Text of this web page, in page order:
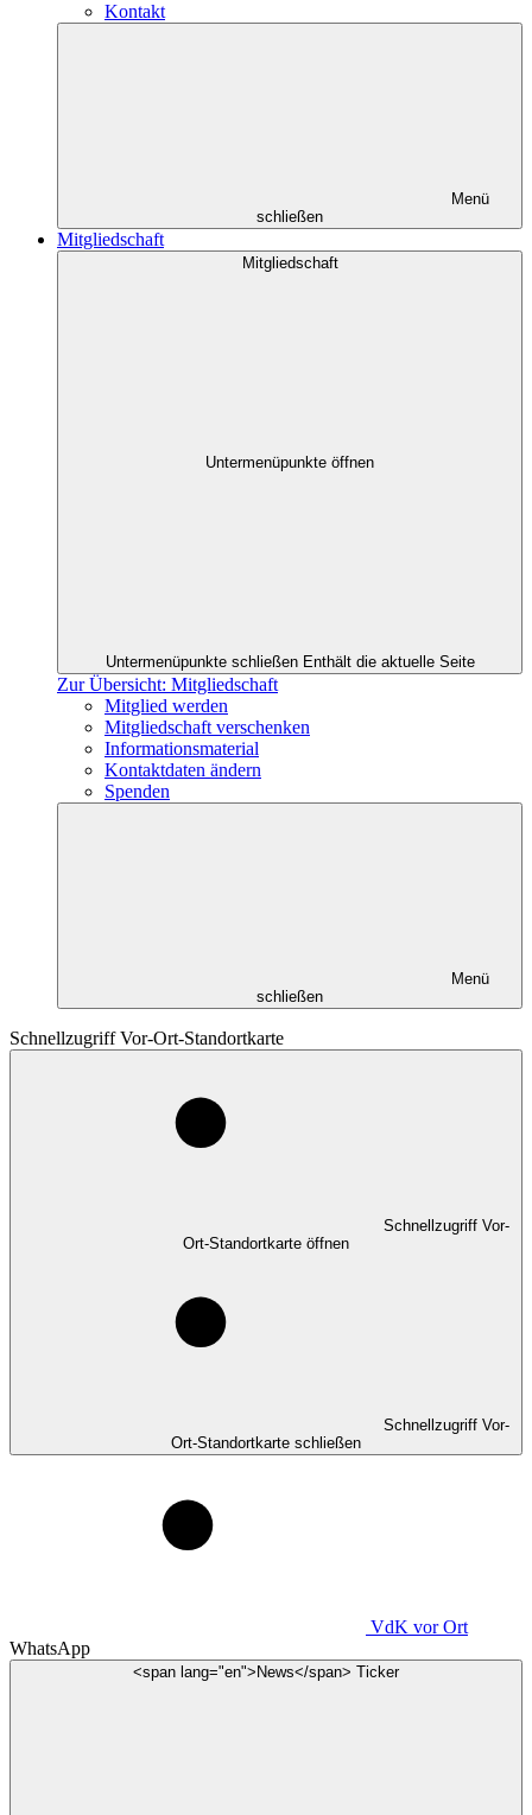
Kontakt
Menü
schließen
Mitgliedschaft
Mitgliedschaft
Untermenüpunkte öffnen
Untermenüpunkte schließen Enthält die aktuelle Seite
Zur Übersicht: Mitgliedschaft
Mitglied werden
Mitgliedschaft verschenken
Informationsmaterial
Kontaktdaten ändern
Spenden
Menü
schließen
Schnellzugriff Vor-Ort-Standortkarte
Schnellzugriff Vor-
Ort-Standortkarte öffnen
Schnellzugriff Vor-
Ort-Standortkarte schließen
VdK vor Ort
WhatsApp
<span lang="en">News</span> Ticker